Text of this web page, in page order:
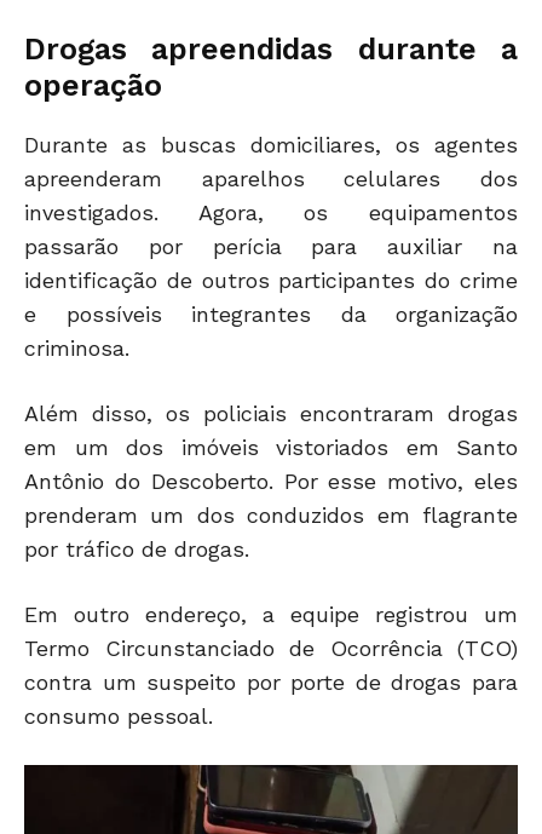
Drogas apreendidas durante a
operação
Durante as buscas domiciliares, os agentes
apreenderam aparelhos celulares dos
investigados. Agora, os equipamentos
passarão por perícia para auxiliar na
identificação de outros participantes do crime
e possíveis integrantes da organização
criminosa.
Além disso, os policiais encontraram drogas
em um dos imóveis vistoriados em Santo
Antônio do Descoberto. Por esse motivo, eles
prenderam um dos conduzidos em flagrante
por tráfico de drogas.
Em outro endereço, a equipe registrou um
Termo Circunstanciado de Ocorrência (TCO)
contra um suspeito por porte de drogas para
consumo pessoal.